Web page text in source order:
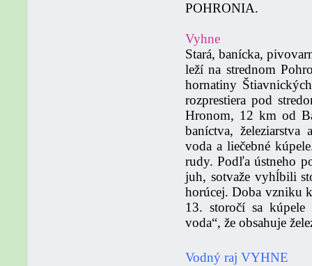
POHRONIA.
Vyhne
Stará, banícka,
leží na strednom
hornatiny
rozprestiera pod
Hronom, 12 km od
baníctva, železiarstva
voda a liečebné
rudy. Podľa ústneho
juh, sotvaže vyhĺbili
horúcej. Doba vzniku
13. storočí sa kúpele
voda“, že obsahuje
Vodný raj VYHNE